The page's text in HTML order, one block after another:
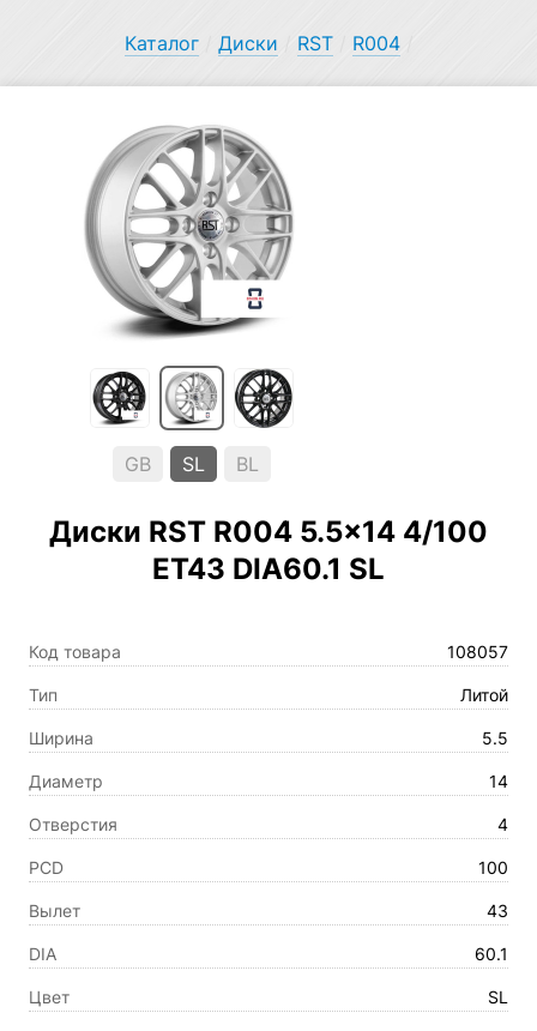
Каталог/ Диски RST/ R004/
GB SL BL
Диски RST R004 5.5×14 4/100
ET43 DIA60.1 SL
Код товара 108057
Тип Литой
Ширина 5.5
Диаметр 14
Отверстия 4
PCD 100
Вылет 43
DIA 60.1
Цвет SL